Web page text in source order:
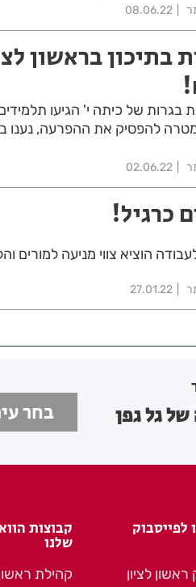
08.06.22
בתיכון בראשון
בגרות של כיתה י' הגיעו
להפסיק את ההפרעה, נענו
02.06.22
כרגיל!
הוציא צווי מניעה למורים
27.01.22
גל גפן
לפייסבוק
ראשון לציון
קבוצות
שלנו
קהילת ראשון